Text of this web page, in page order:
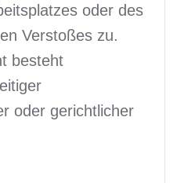
oder des
Verstoßes zu.
besteht
oder gerichtlicher